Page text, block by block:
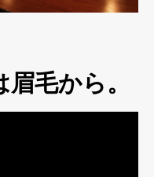
毛から。